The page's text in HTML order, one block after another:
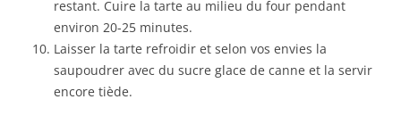
restant. Cuire la tarte au milieu du four pendant
environ 20-25 minutes.
Laisser la tarte refroidir et selon vos envies la
saupoudrer avec du sucre glace de canne et la servir
encore tiède.